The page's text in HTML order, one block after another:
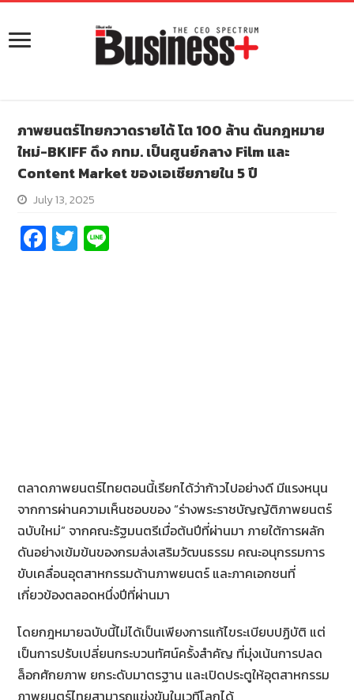
ภาพยนตร์​ไทยกวาดรายได้ โต 100 ล้าน ดันกฎหมาย
ใหม่-BKIFF ดึง กทม. เป็นศูนย์กลาง Film และ
Content Market ของเอเชียภายใน 5 ปี
July 13, 2025
Fa
ce
T
wi
ตลาดภาพยนตร์ไทยตอนนี้เรียกได้ว่าก้าวไปอย่างดี มีแรงหนุน
จากการผ่านความเห็นชอบของ “ร่างพระราชบัญญัติภาพยนตร์
ฉบับใหม่” จากคณะรัฐมนตรีเมื่อต้นปีที่ผ่านมา ภายใต้การผลัก
ดันอย่างเข้มข้นของกรมส่งเสริมวัฒนธรรม คณะอนุกรรมการ
ขับเคลื่อนอุตสาหกรรมด้านภาพยนตร์ และภาคเอกชนที่
เกี่ยวข้องตลอดหนึ่งปีที่ผ่านมา
โดยกฎหมายฉบับนี้ไม่ได้เป็นเพียงการแก้ไขระเบียบปฏิบัติ แต่
เป็นการปรับเปลี่ยนกระบวนทัศน์ครั้งสำคัญ ที่มุ่งเน้นการปลด
ล็อกศักยภาพ ยกระดับมาตรฐาน และเปิดประตูให้อุตสาหกรรม